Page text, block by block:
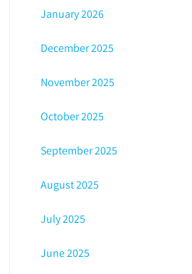
January 2026
December 2025
November 2025
October 2025
September 2025
August 2025
July 2025
June 2025